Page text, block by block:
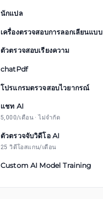
นักแปล
เครื่องตรวจสอบการลอกเลียนแบบ
ตัวตรวจสอบเรียงความ
chatPdf
โปรแกรมตรวจสอบไวยากรณ์
แชท AI
5,000/เดือน · ไม่จำกัด
ตัวตรวจจับวิดีโอ AI
25 วิดีโอสแกน/เดือน
Custom AI Model Training